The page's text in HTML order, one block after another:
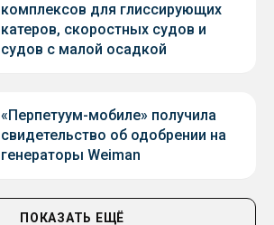
комплексов для глиссирующих
катеров, скоростных судов и
судов с малой осадкой
«Перпетуум-мобиле» получила
свидетельство об одобрении на
генераторы Weiman
ПОКАЗАТЬ ЕЩЁ